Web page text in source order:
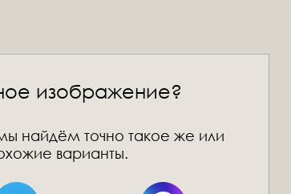
изображение?
найдём точно такое же или
варианты.